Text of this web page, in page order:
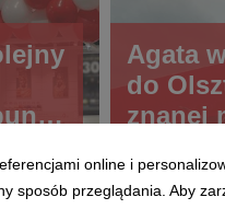
Agata
do
znanej
online i
sposób przeglądania. Aby